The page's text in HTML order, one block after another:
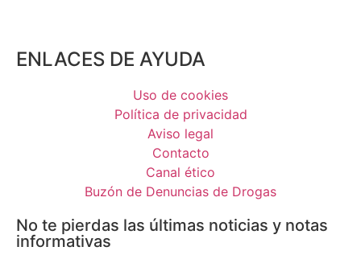
ENLACES DE AYUDA
Uso de cookies
Política de privacidad
Aviso legal
Contacto
Canal ético
Buzón de Denuncias de Drogas
No te pierdas las últimas noticias y notas
informativas